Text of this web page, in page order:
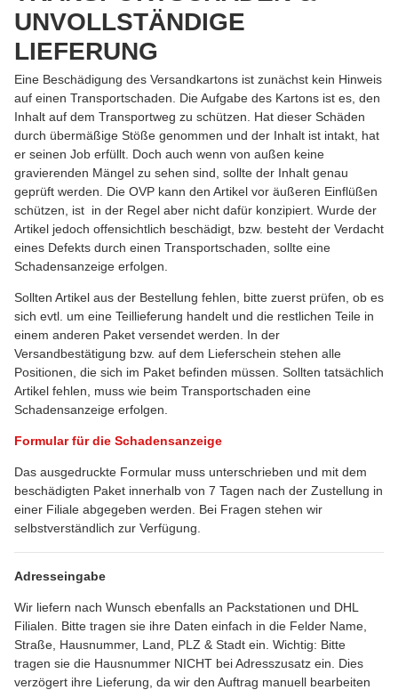
UNVOLLSTÄNDIGE
LIEFERUNG
Eine Beschädigung des Versandkartons ist zunächst kein Hinweis
auf einen Transportschaden. Die Aufgabe des Kartons ist es, den
Inhalt auf dem Transportweg zu schützen. Hat dieser Schäden
durch übermäßige Stöße genommen und der Inhalt ist intakt, hat
er seinen Job erfüllt. Doch auch wenn von außen keine
gravierenden Mängel zu sehen sind, sollte der Inhalt genau
geprüft werden. Die OVP kann den Artikel vor äußeren Einflüßen
schützen, ist in der Regel aber nicht dafür konzipiert. Wurde der
Artikel jedoch offensichtlich beschädigt, bzw. besteht der Verdacht
eines Defekts durch einen Transportschaden, sollte eine
Schadensanzeige erfolgen.
Sollten Artikel aus der Bestellung fehlen, bitte zuerst prüfen, ob es
sich evtl. um eine Teillieferung handelt und die restlichen Teile in
einem anderen Paket versendet werden. In der
Versandbestätigung bzw. auf dem Lieferschein stehen alle
Positionen, die sich im Paket befinden müssen. Sollten tatsächlich
Artikel fehlen, muss wie beim Transportschaden eine
Schadensanzeige erfolgen.
Formular für die Schadensanzeige
Das ausgedruckte Formular muss unterschrieben und mit dem
beschädigten Paket innerhalb von 7 Tagen nach der Zustellung in
einer Filiale abgegeben werden. Bei Fragen stehen wir
selbstverständlich zur Verfügung.
Adresseingabe
Wir liefern nach Wunsch ebenfalls an Packstationen und DHL
Filialen. Bitte tragen sie ihre Daten einfach in die Felder Name,
Straße, Hausnummer, Land, PLZ & Stadt ein. Wichtig: Bitte
tragen sie die Hausnummer NICHT bei Adresszusatz ein. Dies
verzögert ihre Lieferung, da wir den Auftrag manuell bearbeiten